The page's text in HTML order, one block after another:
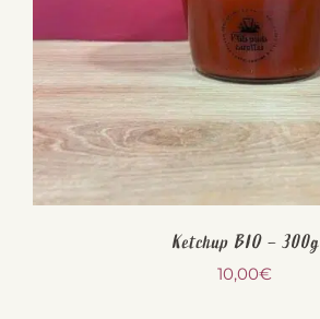
Ketchup BIO – 300g
10,00€